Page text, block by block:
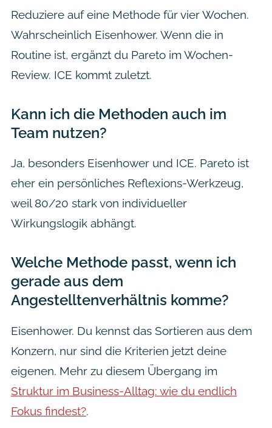
Reduziere auf eine Methode für vier Wochen.
Wahrscheinlich Eisenhower. Wenn die in
Routine ist, ergänzt du Pareto im Wochen-
Review. ICE kommt zuletzt.
Kann ich die Methoden auch im
Team nutzen?
Ja, besonders Eisenhower und ICE. Pareto ist
eher ein persönliches Reflexions-Werkzeug,
weil 80/20 stark von individueller
Wirkungslogik abhängt.
Welche Methode passt, wenn ich
gerade aus dem
Angestelltenverhältnis komme?
Eisenhower. Du kennst das Sortieren aus dem
Konzern, nur sind die Kriterien jetzt deine
eigenen. Mehr zu diesem Übergang im
Struktur im Business-Alltag: wie du endlich
Fokus findest?.